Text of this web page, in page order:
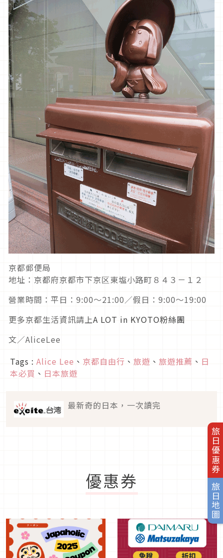
旅日優惠券
旅日地圖
京都郵便局
地址：京都府京都市下京区東塩小路町８４３－１２
營業時間：平日：9:00～21:00／假日：9:00～19:00
更多京都生活資訊請上A LOT in KYOTO粉絲團
文／AliceLee
Tags : Alice Lee 、 京都自由行 、 旅遊 、 旅遊推薦 、 日
本必買 、 日本旅遊
最新奇的日本，一次讀完
優惠券